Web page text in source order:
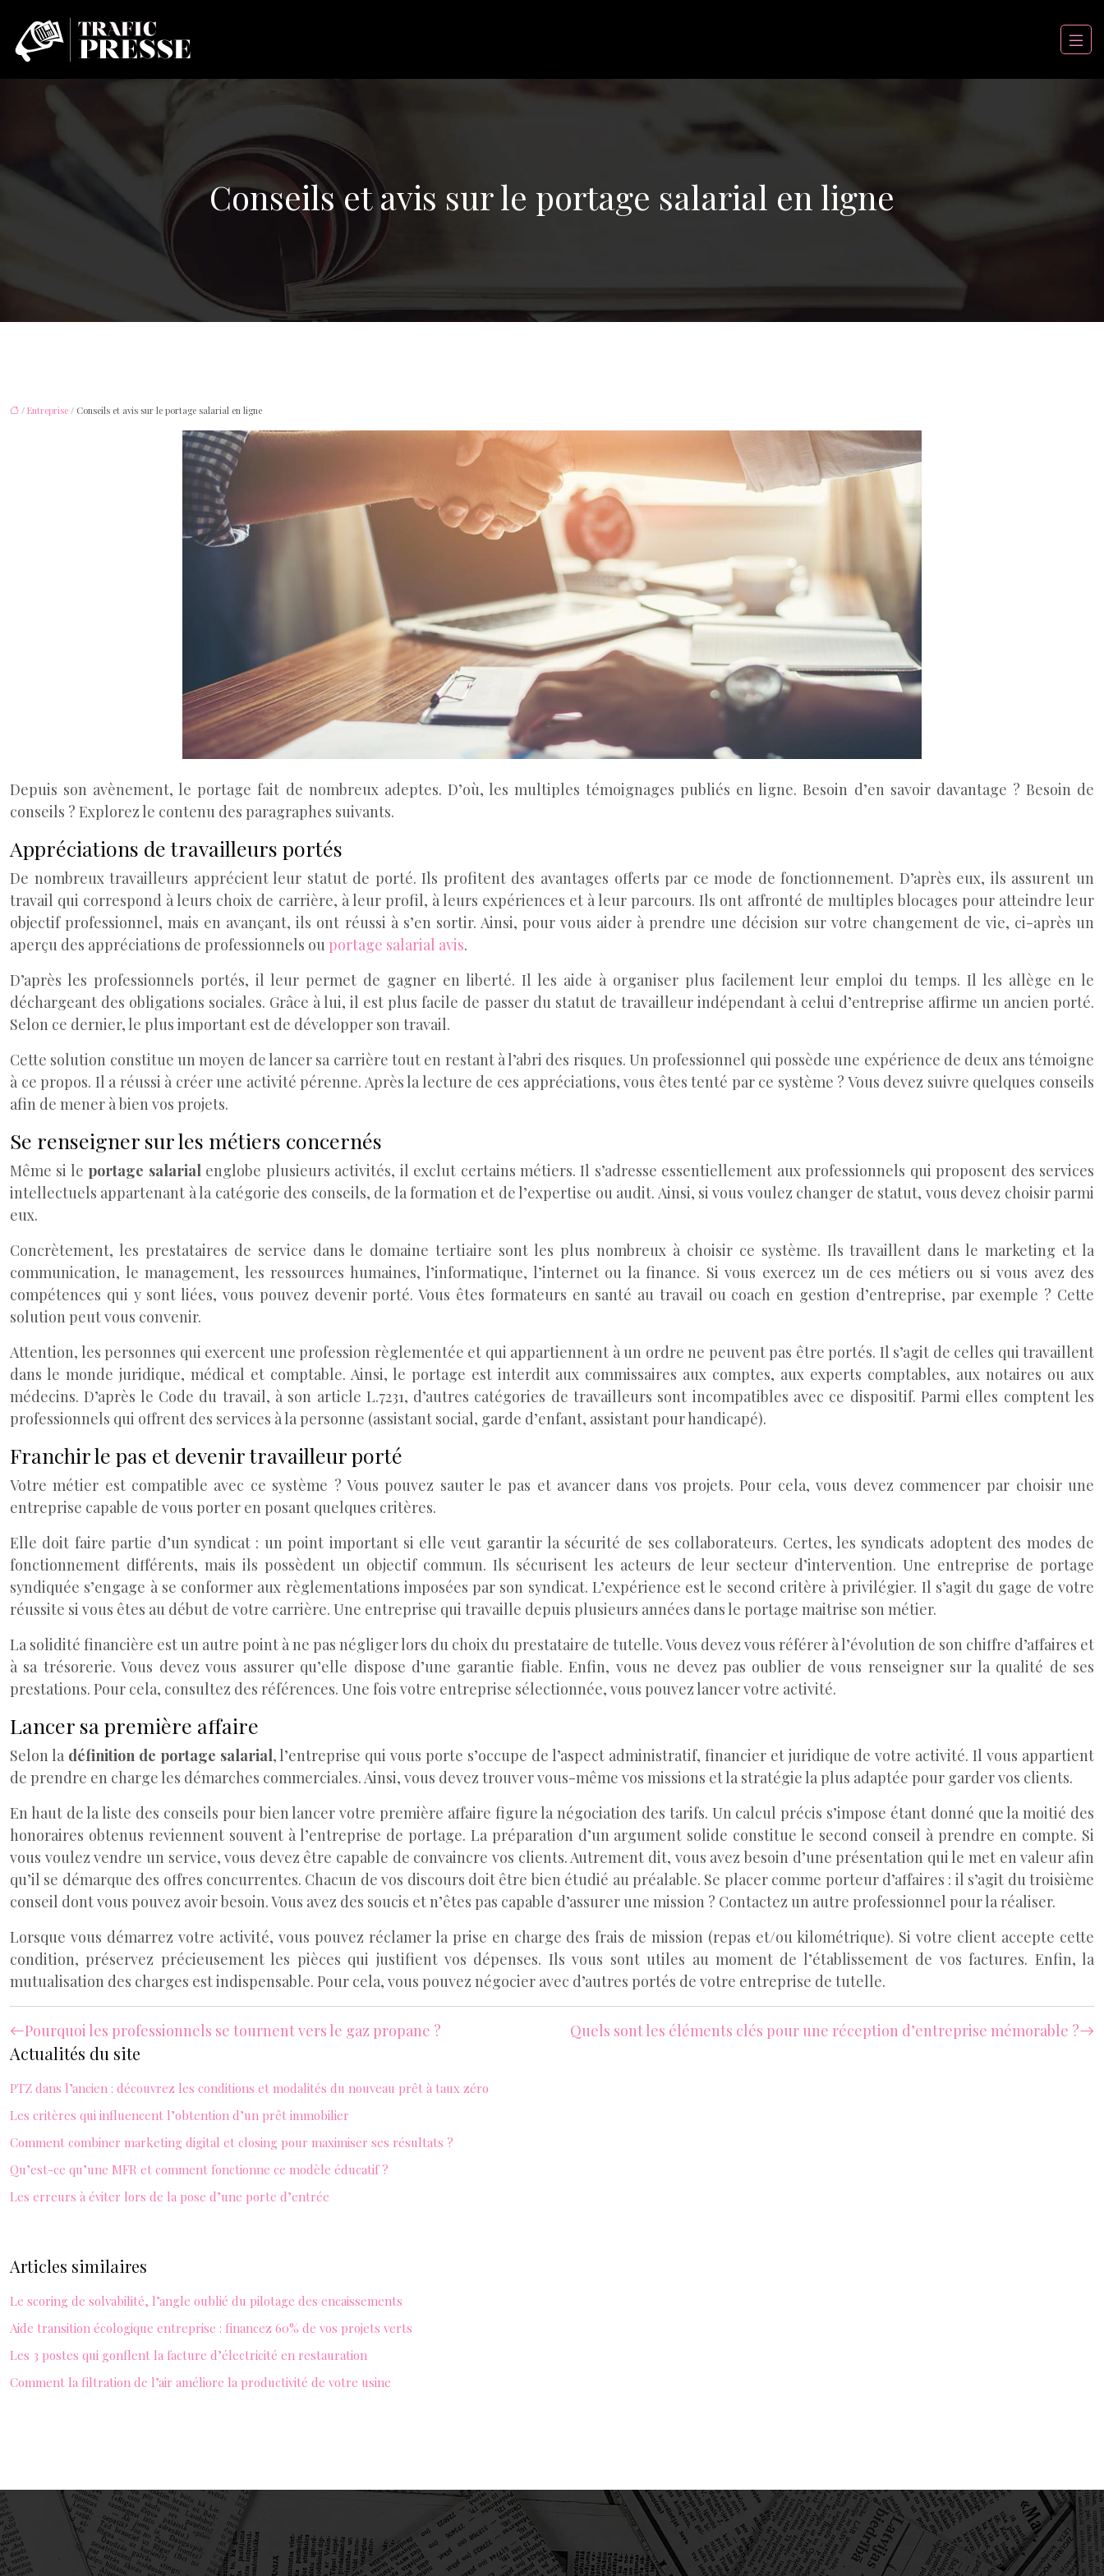
Conseils et avis sur le portage salarial en ligne
/ Entreprise / Conseils et avis sur le portage salarial en ligne
Depuis son avènement, le portage fait de nombreux adeptes. D’où, les multiples témoignages publiés en ligne. Besoin d’en savoir davantage ? Besoin de
conseils ? Explorez le contenu des paragraphes suivants.
Appréciations de travailleurs portés
De nombreux travailleurs apprécient leur statut de porté. Ils profitent des avantages offerts par ce mode de fonctionnement. D’après eux, ils assurent un
travail qui correspond à leurs choix de carrière, à leur profil, à leurs expériences et à leur parcours. Ils ont affronté de multiples blocages pour atteindre leur
objectif professionnel, mais en avançant, ils ont réussi à s’en sortir. Ainsi, pour vous aider à prendre une décision sur votre changement de vie, ci-après un
aperçu des appréciations de professionnels ou portage salarial avis.
D’après les professionnels portés, il leur permet de gagner en liberté. Il les aide à organiser plus facilement leur emploi du temps. Il les allège en le
déchargeant des obligations sociales. Grâce à lui, il est plus facile de passer du statut de travailleur indépendant à celui d’entreprise affirme un ancien porté.
Selon ce dernier, le plus important est de développer son travail.
Cette solution constitue un moyen de lancer sa carrière tout en restant à l’abri des risques. Un professionnel qui possède une expérience de deux ans témoigne
à ce propos. Il a réussi à créer une activité pérenne. Après la lecture de ces appréciations, vous êtes tenté par ce système ? Vous devez suivre quelques conseils
afin de mener à bien vos projets.
Se renseigner sur les métiers concernés
Même si le portage salarial englobe plusieurs activités, il exclut certains métiers. Il s’adresse essentiellement aux professionnels qui proposent des services
intellectuels appartenant à la catégorie des conseils, de la formation et de l’expertise ou audit. Ainsi, si vous voulez changer de statut, vous devez choisir parmi
eux.
Concrètement, les prestataires de service dans le domaine tertiaire sont les plus nombreux à choisir ce système. Ils travaillent dans le marketing et la
communication, le management, les ressources humaines, l’informatique, l’internet ou la finance. Si vous exercez un de ces métiers ou si vous avez des
compétences qui y sont liées, vous pouvez devenir porté. Vous êtes formateurs en santé au travail ou coach en gestion d’entreprise, par exemple ? Cette
solution peut vous convenir.
Attention, les personnes qui exercent une profession règlementée et qui appartiennent à un ordre ne peuvent pas être portés. Il s’agit de celles qui travaillent
dans le monde juridique, médical et comptable. Ainsi, le portage est interdit aux commissaires aux comptes, aux experts comptables, aux notaires ou aux
médecins. D’après le Code du travail, à son article L.7231, d’autres catégories de travailleurs sont incompatibles avec ce dispositif. Parmi elles comptent les
professionnels qui offrent des services à la personne (assistant social, garde d’enfant, assistant pour handicapé).
Franchir le pas et devenir travailleur porté
Votre métier est compatible avec ce système ? Vous pouvez sauter le pas et avancer dans vos projets. Pour cela, vous devez commencer par choisir une
entreprise capable de vous porter en posant quelques critères.
Elle doit faire partie d’un syndicat : un point important si elle veut garantir la sécurité de ses collaborateurs. Certes, les syndicats adoptent des modes de
fonctionnement différents, mais ils possèdent un objectif commun. Ils sécurisent les acteurs de leur secteur d’intervention. Une entreprise de portage
syndiquée s’engage à se conformer aux règlementations imposées par son syndicat. L’expérience est le second critère à privilégier. Il s’agit du gage de votre
réussite si vous êtes au début de votre carrière. Une entreprise qui travaille depuis plusieurs années dans le portage maitrise son métier.
La solidité financière est un autre point à ne pas négliger lors du choix du prestataire de tutelle. Vous devez vous référer à l’évolution de son chiffre d’affaires et
à sa trésorerie. Vous devez vous assurer qu’elle dispose d’une garantie fiable. Enfin, vous ne devez pas oublier de vous renseigner sur la qualité de ses
prestations. Pour cela, consultez des références. Une fois votre entreprise sélectionnée, vous pouvez lancer votre activité.
Lancer sa première affaire
Selon la définition de portage salarial, l’entreprise qui vous porte s’occupe de l’aspect administratif, financier et juridique de votre activité. Il vous appartient
de prendre en charge les démarches commerciales. Ainsi, vous devez trouver vous-même vos missions et la stratégie la plus adaptée pour garder vos clients.
En haut de la liste des conseils pour bien lancer votre première affaire figure la négociation des tarifs. Un calcul précis s’impose étant donné que la moitié des
honoraires obtenus reviennent souvent à l’entreprise de portage. La préparation d’un argument solide constitue le second conseil à prendre en compte. Si
vous voulez vendre un service, vous devez être capable de convaincre vos clients. Autrement dit, vous avez besoin d’une présentation qui le met en valeur afin
qu’il se démarque des offres concurrentes. Chacun de vos discours doit être bien étudié au préalable. Se placer comme porteur d’affaires : il s’agit du troisième
conseil dont vous pouvez avoir besoin. Vous avez des soucis et n’êtes pas capable d’assurer une mission ? Contactez un autre professionnel pour la réaliser.
Lorsque vous démarrez votre activité, vous pouvez réclamer la prise en charge des frais de mission (repas et/ou kilométrique). Si votre client accepte cette
condition, préservez précieusement les pièces qui justifient vos dépenses. Ils vous sont utiles au moment de l’établissement de vos factures. Enfin, la
mutualisation des charges est indispensable. Pour cela, vous pouvez négocier avec d’autres portés de votre entreprise de tutelle.
Pourquoi les professionnels se tournent vers le gaz propane ? Quels sont les éléments clés pour une réception d’entreprise mémorable ?
Actualités du site
PTZ dans l’ancien : découvrez les conditions et modalités du nouveau prêt à taux zéro
Les critères qui influencent l’obtention d’un prêt immobilier
Comment combiner marketing digital et closing pour maximiser ses résultats ?
Qu’est-ce qu’une MFR et comment fonctionne ce modèle éducatif ?
Les erreurs à éviter lors de la pose d’une porte d’entrée
Articles similaires
Le scoring de solvabilité, l’angle oublié du pilotage des encaissements
Aide transition écologique entreprise : financez 60% de vos projets verts
Les 3 postes qui gonflent la facture d’électricité en restauration
Comment la filtration de l’air améliore la productivité de votre usine